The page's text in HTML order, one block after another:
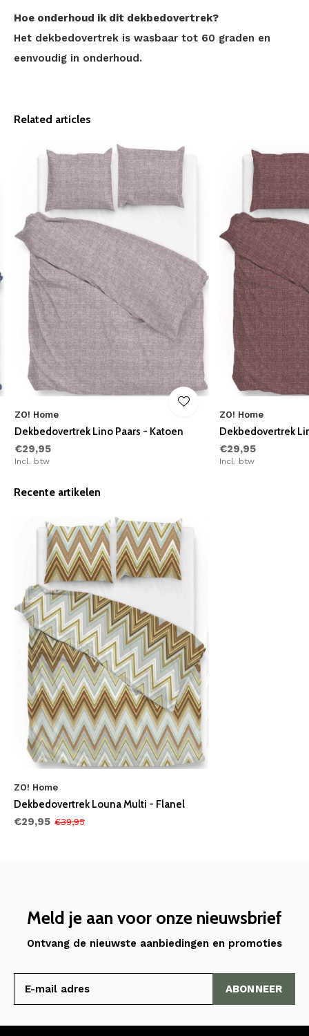
Hoe onderhoud ik dit dekbedovertrek?
Het dekbedovertrek is wasbaar tot 60 graden en
eenvoudig in onderhoud.
Related articles
ZO! Home
Dekbedovertrek Lino Paars - Katoen
€29,95
Incl. btw
ZO! Home
Dekbedovertrek
€29,95
Incl. btw
Recente artikelen
ZO! Home
Dekbedovertrek Louna Multi - Flanel
€29,95 €39,95
Meld je aan voor onze nieuwsbrief
Ontvang de nieuwste aanbiedingen en promoties
ABONNEER